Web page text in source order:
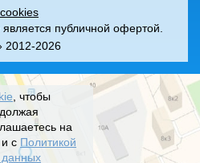
публичной офертой.
2012-2026
, чтобы
на
с Политикой
данных